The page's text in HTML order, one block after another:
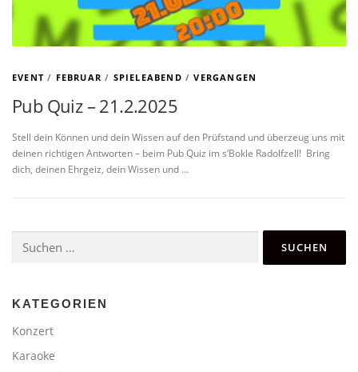
EVENT / FEBRUAR / SPIELEABEND /VERGANGEN
Pub Quiz – 21.2.2025
Stell dein Können und dein Wissen auf den Prüfstand und überzeug uns mit
deinen richtigen Antworten – beim Pub Quiz im s‘Bokle Radolfzell! Bring
dich, deinen Ehrgeiz, dein Wissen und …
nach:
KATEGORIEN
Konzert
Karaoke